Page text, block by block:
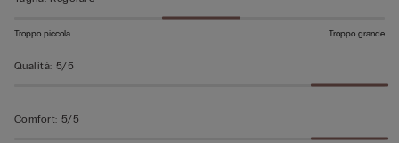
Troppo piccola Troppo grande
Qualità: 5/5
Comfort: 5/5